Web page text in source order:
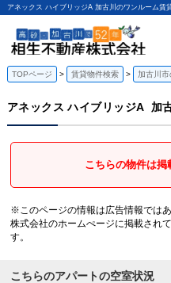
TOPページ 賃貸物件検索 加古川
アネックス ハイブリッジA 加
こちらの物件は掲
※このページの情報は広告情報では
株式会社のホームぺージに掲載され
す。
こちらのアパートの空室状況